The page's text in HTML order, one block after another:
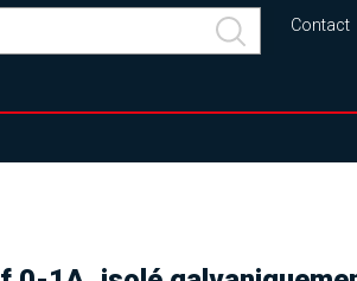
Contact